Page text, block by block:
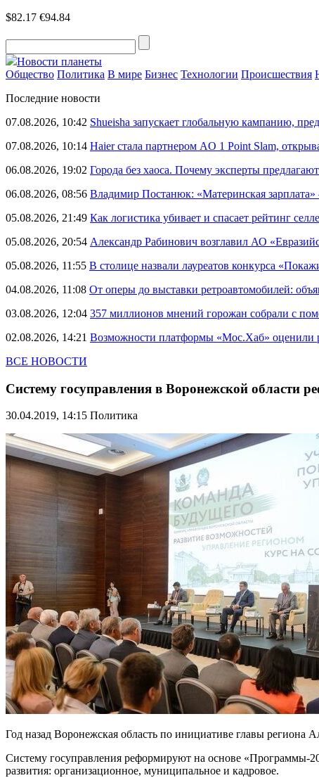
$82.17 €94.84
Новости планеты
Общество Политика В мире Бизнес Технологии Происшествия
Последние новости
07.08.2026, 10:42 Shueisha запускает глобальную кампанию,
07.08.2026, 10:14 Haier стала партнером AO 1 Point Slam,
06.08.2026, 19:02 Города без хаоса. Почему эксперты
06.08.2026, 08:56 Владимир Постанюк: «Материнская
05.08.2026, 21:49 Как логистика убивает и спасает рейтинг
05.08.2026, 20:54 Александр Рабинович возглавил АО
05.08.2026, 11:55 В столице назвали лауреатов конкурса
04.08.2026, 11:08 От оперы до выставки ретроавтомобилей:
03.08.2026, 12:04 357 миллионов мнений горожан собрали с
02.08.2026, 14:21 Возможности платформы «Мос.Хаб» оценили
ВСЕ НОВОСТИ
Систему госуправления в Воронежской области
30.04.2019, 14:15 Политика
Год назад Воронежская область по инициативе главы региона
Систему госуправления реформируют на основе «Программы-
развития: организационное, муниципальное и кадровое.